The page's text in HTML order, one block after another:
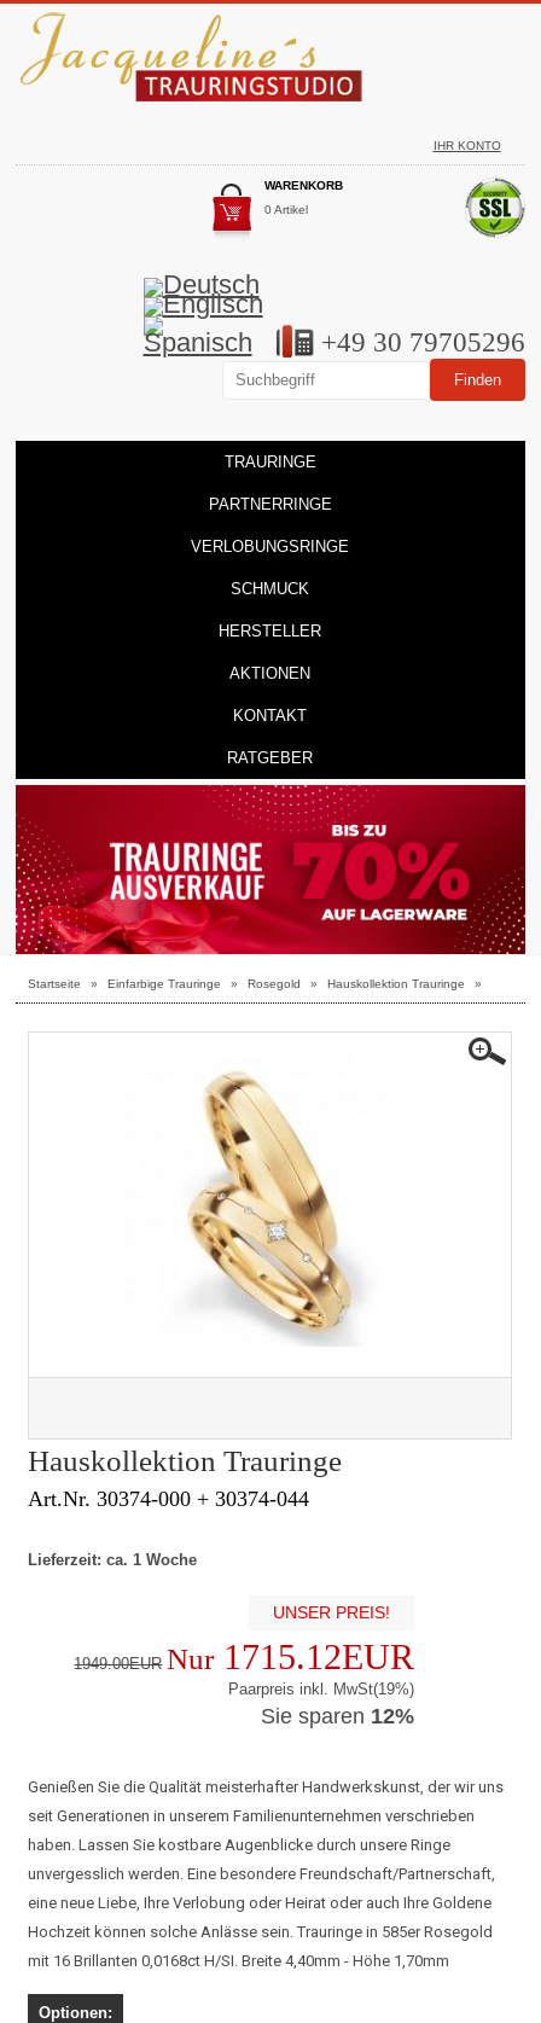
IHR KONTO
WARENKORB
0 Artikel
+49 30 79705296
TRAURINGE
PARTNERRINGE
VERLOBUNGSRINGE
SCHMUCK
HERSTELLER
AKTIONEN
KONTAKT
RATGEBER
Startseite » Einfarbige Trauringe » Rosegold » Hauskollektion Trauringe »
Hauskollektion Trauringe
Art.Nr. 30374-000 + 30374-044
Lieferzeit: ca. 1 Woche
UNSER PREIS!
1949.00EUR Nur1715.12EUR
Paarpreis inkl. MwSt(19%)
Sie sparen 12%
Genießen Sie die Qualität meisterhafter Handwerkskunst, der wir uns
seit Generationen in unserem Familienunternehmen verschrieben
haben. Lassen Sie kostbare Augenblicke durch unsere Ringe
unvergesslich werden. Eine besondere Freundschaft/Partnerschaft,
eine neue Liebe, Ihre Verlobung oder Heirat oder auch Ihre Goldene
Hochzeit können solche Anlässe sein. Trauringe in 585er Rosegold
mit 16 Brillanten 0,0168ct H/SI. Breite 4,40mm - Höhe 1,70mm
Optionen: